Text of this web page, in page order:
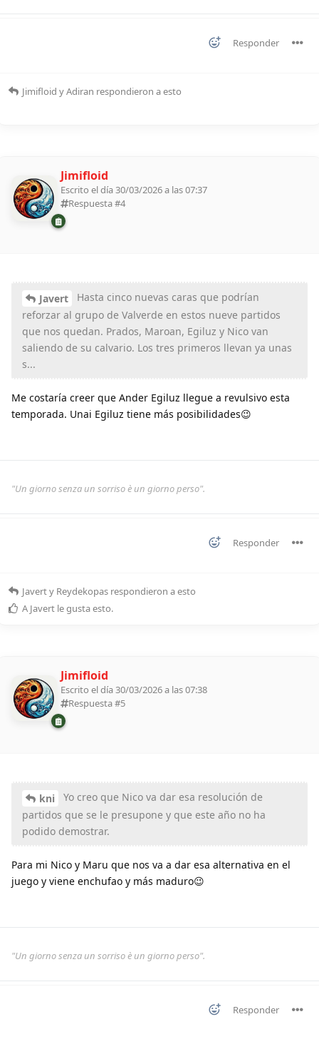
Responder
Jimifloid yAdiran respondieron a esto
Jimifloid
Escrito el día 30/03/2026 a las 07:37
Respuesta #4
Javert
Hasta cinco nuevas caras que podrían
reforzar al grupo de Valverde en estos nueve partidos
que nos quedan. Prados, Maroan, Egiluz y Nico van
saliendo de su calvario. Los tres primeros llevan ya unas
s...
Me costaría creer que Ander Egiluz llegue a revulsivo esta
temporada. Unai Egiluz tiene más posibilidades😉
"Un giorno senza un sorriso è un giorno perso".
Responder
Javerty Reydekopas respondieron a esto
A Javert le gusta esto.
Jimifloid
Escrito el día 30/03/2026 a las 07:38
Respuesta #5
kni
Yo creo que Nico va dar esa resolución de
partidos que se le presupone y que este año no ha
podido demostrar.
Para mi Nico y Maru que nos va a dar esa alternativa en el
juego y viene enchufao y más maduro😉
"Un giorno senza un sorriso è un giorno perso".
Responder